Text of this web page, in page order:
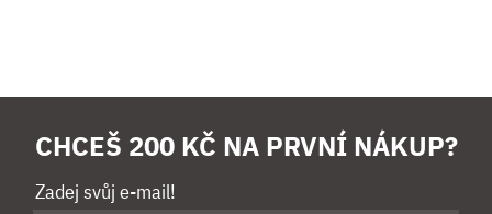
CHCEŠ 200 KČ NA PRVNÍ NÁKUP?
Zadej svůj e-mail!